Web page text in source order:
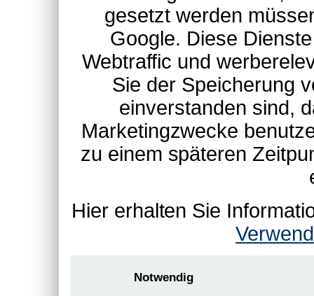
gesetzt werden
Google. Diese
Webtraffic und
Sie der Speicherung
einverstanden sind,
Marketingzwecke
zu einem späteren
Hier erhalten Sie
Notwendig